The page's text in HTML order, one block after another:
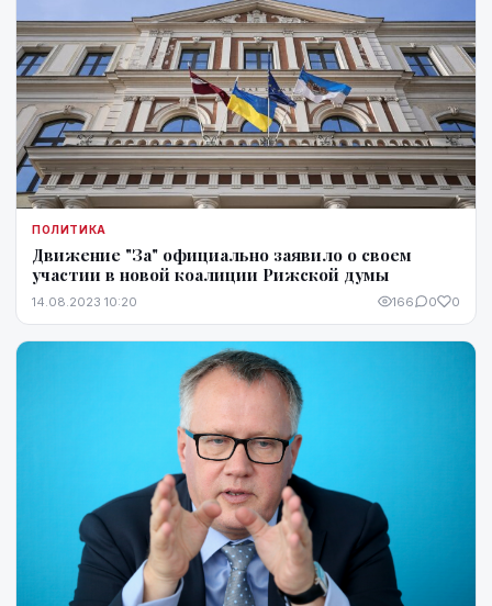
ПОЛИТИКА
Движение "За" официально заявило о своем
участии в новой коалиции Рижской думы
14.08.2023 10:20 166 0 0